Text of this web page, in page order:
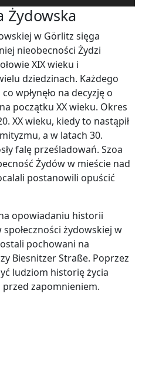
Żydowska
w Görlitz sięga
nieobecności Żydzi
XIX wieku i
dziedzinach. Każdego
wpłynęło na decyzję o
początku XX wieku. Okres
XX wieku, kiedy to nastąpił
a w latach 30.
falę prześladowań. Szoa
Żydów w mieście nad
postanowili opuścić
opowiadaniu historii
żydowskiej w
pochowani na
Biesnitzer Straße. Poprzez
ludziom historię życia
zapomnieniem.